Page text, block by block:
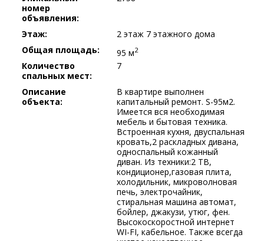
номер
объявления:
Этаж:
2 этаж 7 этажного дома
Общая площадь:
95 м2
Количество
спальных мест:
7
Описание
объекта:
В квартире выполнен
капитальный ремонт. S-95м2.
Имеется вся необходимая
мебель и бытовая техника.
Встроенная кухня, двуспальная
кровать,2 раскладных дивана,
односпальный кожанный
диван. Из техники:2 ТВ,
кондиционер,газовая плита,
холодильник, микроволновая
печь, электрочайник,
стиральная машина автомат,
бойлер, джакузи, утюг, фен.
Высокоскоростной интернет
WI-FI, кабельное. Также всегда